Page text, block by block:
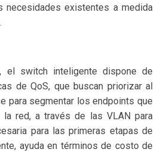
necesidades existentes a medida
el switch inteligente dispone de
de QoS, que buscan priorizar al
para segmentar los endpoints que
la red, a través de las VLAN para
para las primeras etapas de
ayuda en términos de costo de